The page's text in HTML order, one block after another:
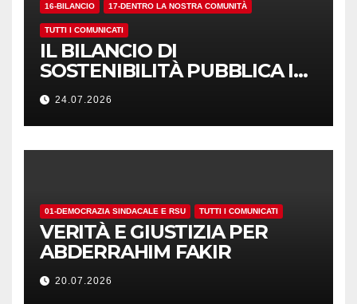
16-BILANCIO 17-DENTRO LA NOSTRA COMUNITÀ
TUTTI I COMUNICATI
IL BILANCIO DI
SOSTENIBILITÀ PUBBLICA I
NUMERI. MA I CRITERI?
24.07.2026
01-DEMOCRAZIA SINDACALE E RSU TUTTI I COMUNICATI
VERITÀ E GIUSTIZIA PER
ABDERRAHIM FAKIR
20.07.2026